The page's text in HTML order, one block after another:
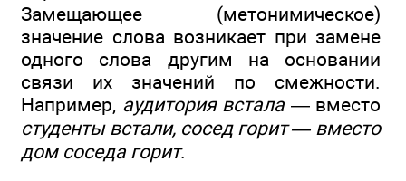
Замещающее (метонимическое)
значение слова возникает при замене
одного слова другим на основании
связи их значений по смежности.
Например, аудитория встала — вместо
студенты встали, сосед горит — вместо
дом соседа горит.